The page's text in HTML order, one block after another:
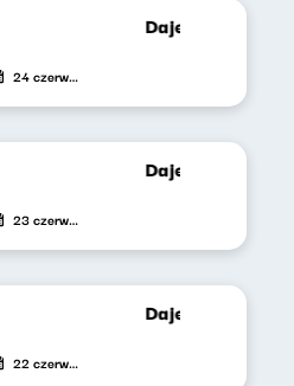
Dajemy poecie
24 czerwca 2021
Dajemy poecie
23 czerwca 2021
Dajemy poecie
22 czerwca 2021